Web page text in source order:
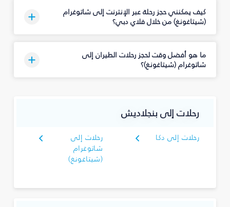
كيف يمكنني حجز رحلة عبر الإنترنت إلى شاتوغرام
(شيتاغونغ) من خلال فلاي دبي؟
ما هو أفضل وقت لحجز رحلات الطيران إلى
شاتوغرام (شيتاغونغ)؟
رحلات إلى بنجلاديش
رحلات إلى دكا
رحلات إلى
شاتوغرام
(شيتاغونغ)